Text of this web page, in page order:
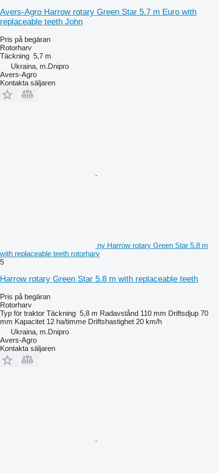
Avers-Agro Harrow rotary Green Star 5.7 m Euro with
replaceable teeth John
Pris på begäran
Rotorharv
Täckning 5,7 m
Ukraina, m.Dnipro
Avers-Agro
Kontakta säljaren
ny Harrow rotary Green Star 5.8 m
with replaceable teeth rotorharv
5
Harrow rotary Green Star 5.8 m with replaceable teeth
Pris på begäran
Rotorharv
Typ för traktor Täckning 5,8 m Radavstånd 110 mm Driftsdjup 70
mm Kapacitet 12 ha/timme Driftshastighet 20 km/h
Ukraina, m.Dnipro
Avers-Agro
Kontakta säljaren